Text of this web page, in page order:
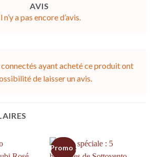
AVIS
n’y a pas encore d’avis.
connectés ayant acheté ce produit ont
de laisser un avis.
Promo !